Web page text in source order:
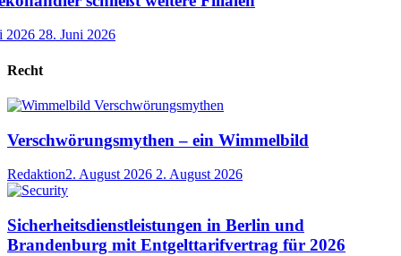
2026 28. Juni 2026
Recht
Verschwörungsmythen – ein Wimmelbild
Redaktion2. August 2026 2. August 2026
Sicherheitsdienstleistungen in Berlin und
Brandenburg mit Entgelttarifvertrag für 2026